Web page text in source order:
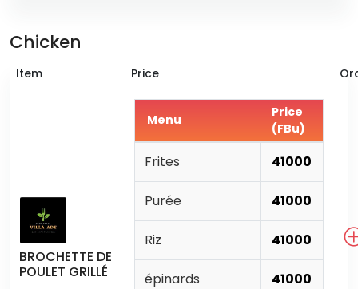
Chicken
Item Price
BROCHETTE DE
POULET GRILLÉ
Menu
Price
(FBu)
Frites 41000
Purée 41000
Riz 41000
épinards 41000